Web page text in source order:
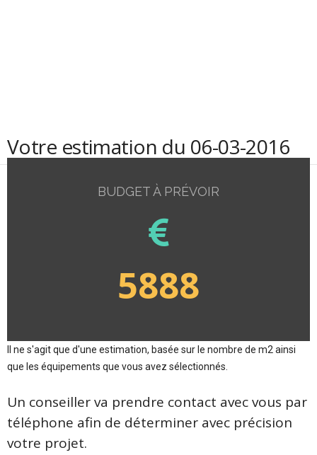
Votre estimation du 06-03-2016
BUDGET À PRÉVOIR
5888
Il ne s'agit que d'une estimation, basée sur le nombre de m2 ainsi
que les équipements que vous avez sélectionnés.
Un conseiller va prendre contact avec vous par
téléphone afin de déterminer avec précision
votre projet.